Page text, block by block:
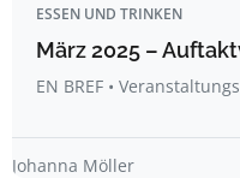
ESSEN UND TRINKEN
März 2025 –
EN BREF •
Johanna Möller